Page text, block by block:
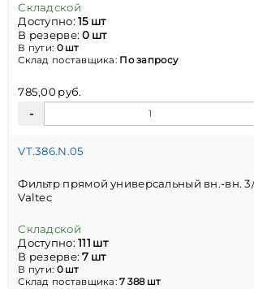
Складской
Доступно:15 шт
В резерве:0 шт
В пути: 0 шт
Склад поставщика: По запросу
785,00 руб.
VT.386.N.05
Фильтр прямой универсальный вн.-вн.
Valtec
Складской
Доступно:111 шт
В резерве:7 шт
В пути: 0 шт
Склад поставщика:7 388 шт